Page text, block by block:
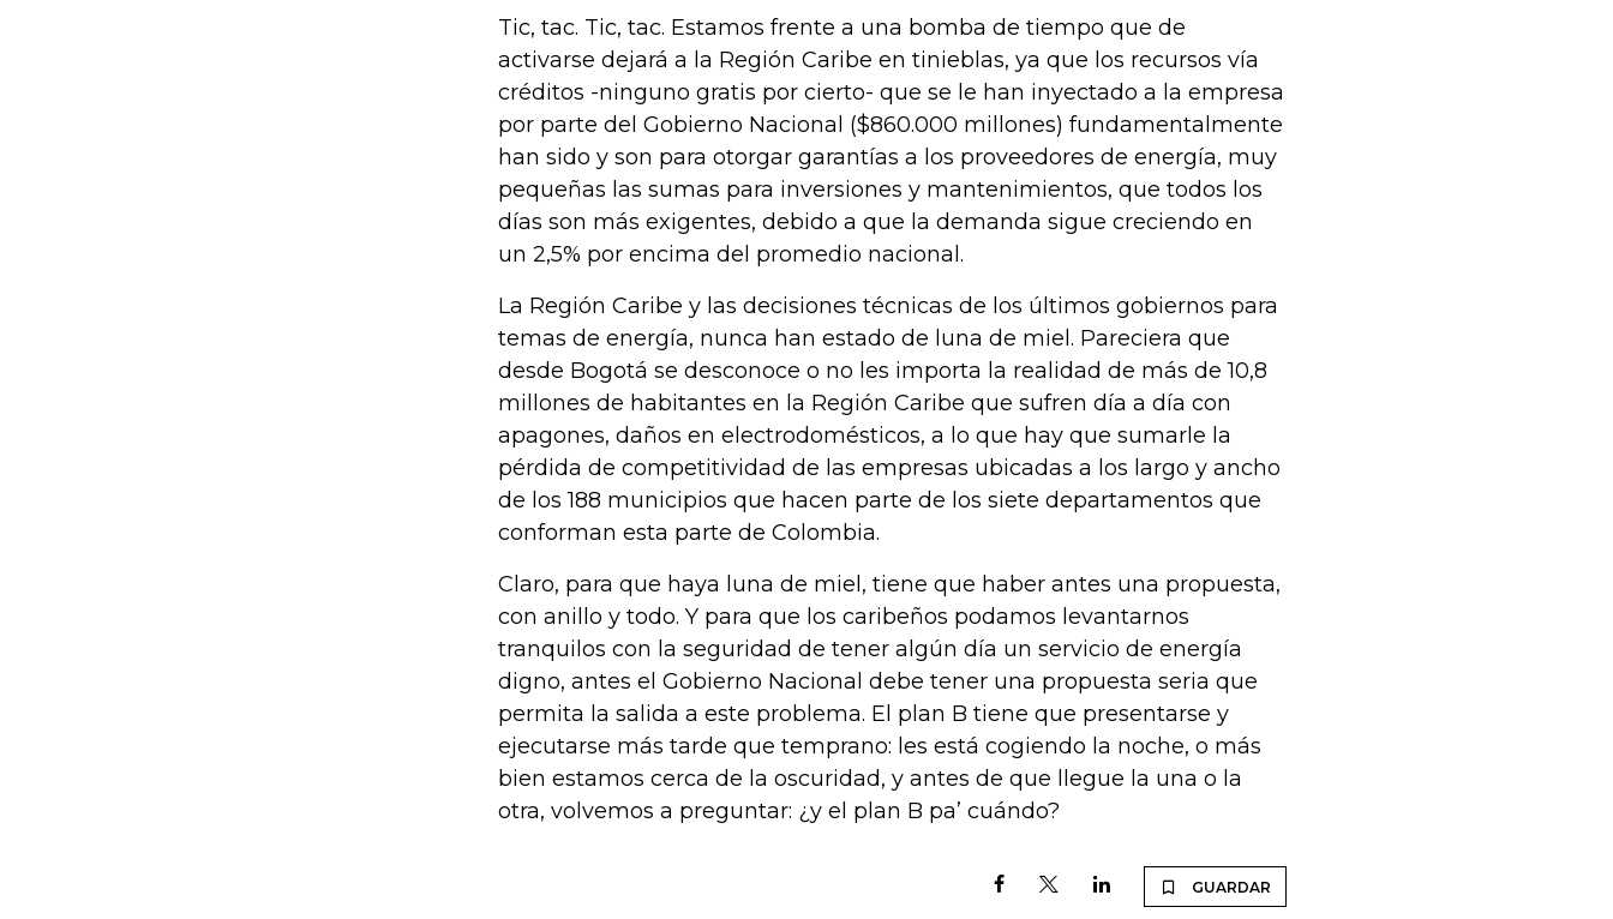
Tic, tac. Tic, tac. Estamos frente a una bomba de tiempo que de
activarse dejará a la Región Caribe en tinieblas, ya que los recursos vía
créditos -ninguno gratis por cierto- que se le han inyectado a la empresa
por parte del Gobierno Nacional ($860.000 millones) fundamentalmente
han sido y son para otorgar garantías a los proveedores de energía, muy
pequeñas las sumas para inversiones y mantenimientos, que todos los
días son más exigentes, debido a que la demanda sigue creciendo en
un 2,5% por encima del promedio nacional.
La Región Caribe y las decisiones técnicas de los últimos gobiernos para
temas de energía, nunca han estado de luna de miel. Pareciera que
desde Bogotá se desconoce o no les importa la realidad de más de 10,8
millones de habitantes en la Región Caribe que sufren día a día con
apagones, daños en electrodomésticos, a lo que hay que sumarle la
pérdida de competitividad de las empresas ubicadas a los largo y ancho
de los 188 municipios que hacen parte de los siete departamentos que
conforman esta parte de Colombia.
Claro, para que haya luna de miel, tiene que haber antes una propuesta,
con anillo y todo. Y para que los caribeños podamos levantarnos
tranquilos con la seguridad de tener algún día un servicio de energía
digno, antes el Gobierno Nacional debe tener una propuesta seria que
permita la salida a este problema. El plan B tiene que presentarse y
ejecutarse más tarde que temprano: les está cogiendo la noche, o más
bien estamos cerca de la oscuridad, y antes de que llegue la una o la
otra, volvemos a preguntar: ¿y el plan B pa’ cuándo?
GUARDAR